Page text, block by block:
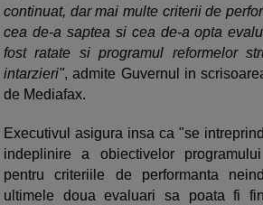
continuat, dar mai multe criterii de
cea de-a saptea si cea de-a opta
fost ratate si programul reformelor
intarzieri", admite Guvernul in
de Mediafax.
Executivul asigura insa ca "se
indeplinire a obiectivelor
pentru criteriile de performanta
ultimele doua evaluari sa poata fi